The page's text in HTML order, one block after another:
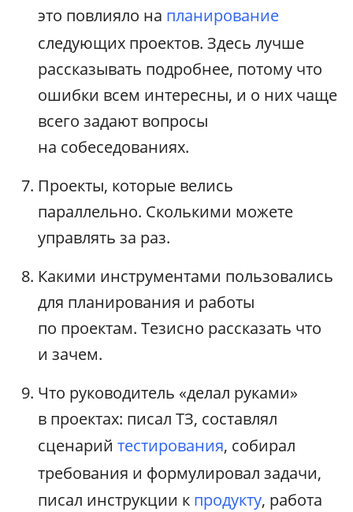
это повлияло на планирование
следующих проектов. Здесь лучше
рассказывать подробнее, потому что
ошибки всем интересны, и о них чаще
всего задают вопросы
на собеседованиях.
Проекты, которые велись
параллельно. Сколькими можете
управлять за раз.
Какими инструментами пользовались
для планирования и работы
по проектам. Тезисно рассказать что
и зачем.
Что руководитель «делал руками»
в проектах: писал ТЗ, составлял
сценарий тестирования, собирал
требования и формулировал задачи,
писал инструкции к продукту, работа